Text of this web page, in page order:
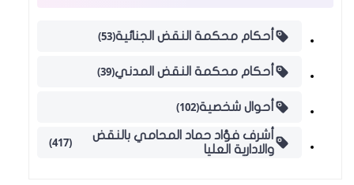
أحكام محكمة النقض الجنائية(53)
أحكام محكمة النقض المدني(39)
أحوال شخصية(102)
أشرف فؤاد حماد المحامي بالنقض
والادارية العليا
(417)